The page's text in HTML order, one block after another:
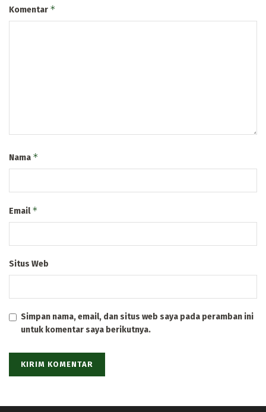
Komentar *
Nama *
Email*
Situs Web
Simpan nama, email, dan situs web saya pada peramban ini
untuk komentar saya berikutnya.